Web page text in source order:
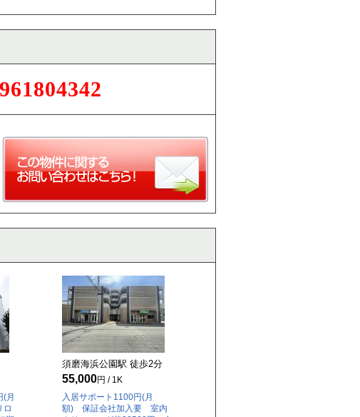
(月
須磨海浜公園駅 徒歩2分
55,000円 / 1K
入居サポート1100円(月
額) 保証会社加入要 室内